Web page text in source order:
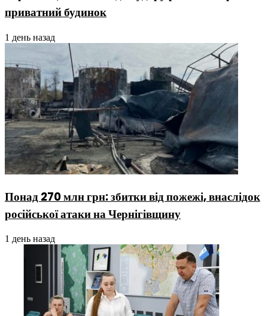
приватний будинок
1 день назад
Понад 270 млн грн: збитки від пожежі, внаслідок
російської атаки на Чернігівщину
1 день назад